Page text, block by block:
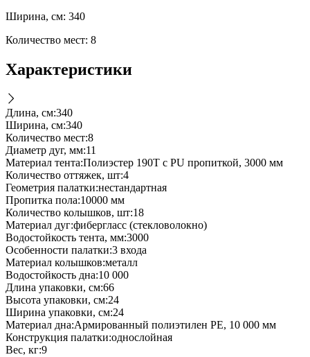
Ширина, см: 340
Количество мест: 8
Характеристики
Длина, см:340
Ширина, см:340
Количество мест:8
Диаметр дуг, мм:11
Материал тента:Полиэстер 190T с PU пропиткой, 3000 мм
Количество оттяжек, шт:4
Геометрия палатки:нестандартная
Пропитка пола:10000 мм
Количество колышков, шт:18
Материал дуг:фибергласс (стекловолокно)
Водостойкость тента, мм:3000
Особенности палатки:3 входа
Материал колышков:металл
Водостойкость дна:10 000
Длина упаковки, см:66
Высота упаковки, см:24
Ширина упаковки, см:24
Материал дна:Армированный полиэтилен PE, 10 000 мм
Конструкция палатки:однослойная
Вес, кг:9